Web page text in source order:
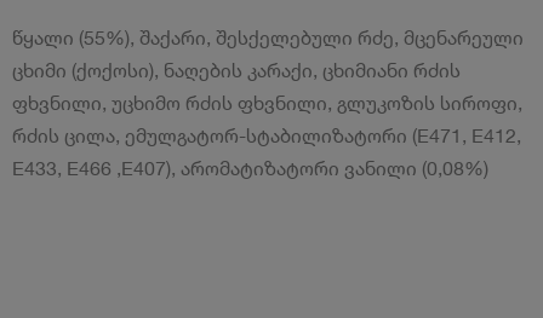
წყალი (55%), შაქარი, შესქელებული რძე, მცენარეული
ცხიმი (ქოქოსი), ნაღების კარაქი, ცხიმიანი რძის
ფხვნილი, უცხიმო რძის ფხვნილი, გლუკოზის სიროფი,
რძის ცილა, ემულგატორ-სტაბილიზატორი (E471, E412,
E433, E466 ,E407), არომატიზატორი ვანილი (0,08%)